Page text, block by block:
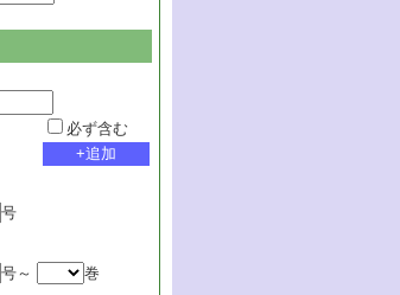
必ず含む
号
号～
巻